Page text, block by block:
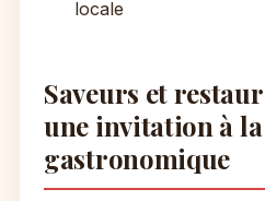
locale
Saveurs et
une invitation à
gastronomique